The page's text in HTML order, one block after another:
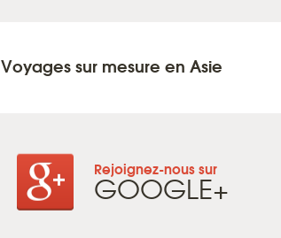
Voyages sur mesure en Asie
Rejoignez-nous sur
GOOGLE+